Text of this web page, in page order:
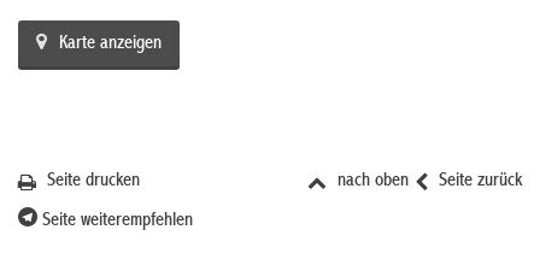
Karte anzeigen
Seite zurück
nach oben
Seite drucken
Seite weiterempfehlen